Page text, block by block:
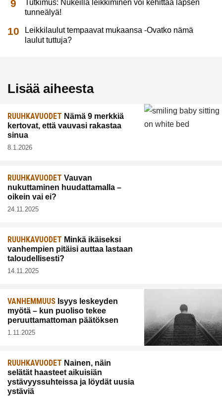
Tutkimus: Nukeilla leikkiminen voi kehittää lapsen
tunneälyä!
Leikkilaulut tempaavat mukaansa -Ovatko nämä
laulut tuttuja?
Lisää aiheesta
RUUHKAVUODET Nämä 9 merkkiä
kertovat, että vauvasi rakastaa
sinua
8.1.2026
RUUHKAVUODET Vauvan
nukuttaminen huudattamalla –
oikein vai ei?
24.11.2025
RUUHKAVUODET Minkä ikäiseksi
vanhempien pitäisi auttaa lastaan
taloudellisesti?
14.11.2025
VANHEMMUUS Isyys leskeyden
myötä – kun puoliso tekee
peruuttamattoman päätöksen
1.11.2025
RUUHKAVUODET Nainen, näin
selätät haasteet aikuisiän
ystävyyssuhteissa ja löydät uusia
ystäviä